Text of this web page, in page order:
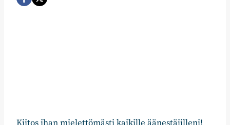
Kiitos ihan mielettömästi kaikille äänestäjilleni!